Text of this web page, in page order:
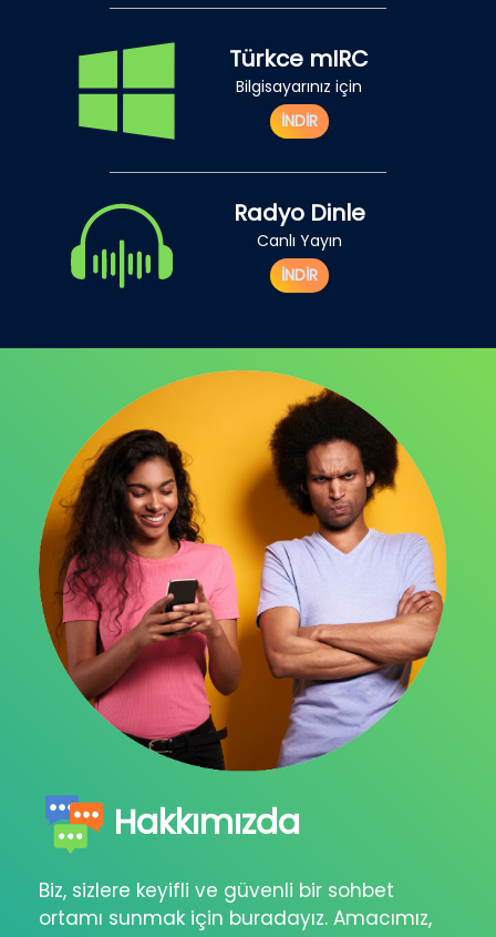
Türkce mIRC
Bilgisayarınız için
İNDİR
Radyo Dinle
Canlı Yayın
İNDİR
Hakkımızda
Biz, sizlere keyifli ve güvenli bir sohbet
ortamı sunmak için buradayız. Amacımız,